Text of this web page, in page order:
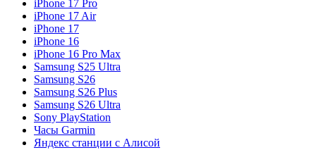
iPhone 17 Pro
iPhone 17 Air
iPhone 17
iPhone 16
iPhone 16 Pro Max
Samsung S25 Ultra
Samsung S26
Samsung S26 Plus
Samsung S26 Ultra
Sony PlayStation
Часы Garmin
Яндекс станции с Алисой